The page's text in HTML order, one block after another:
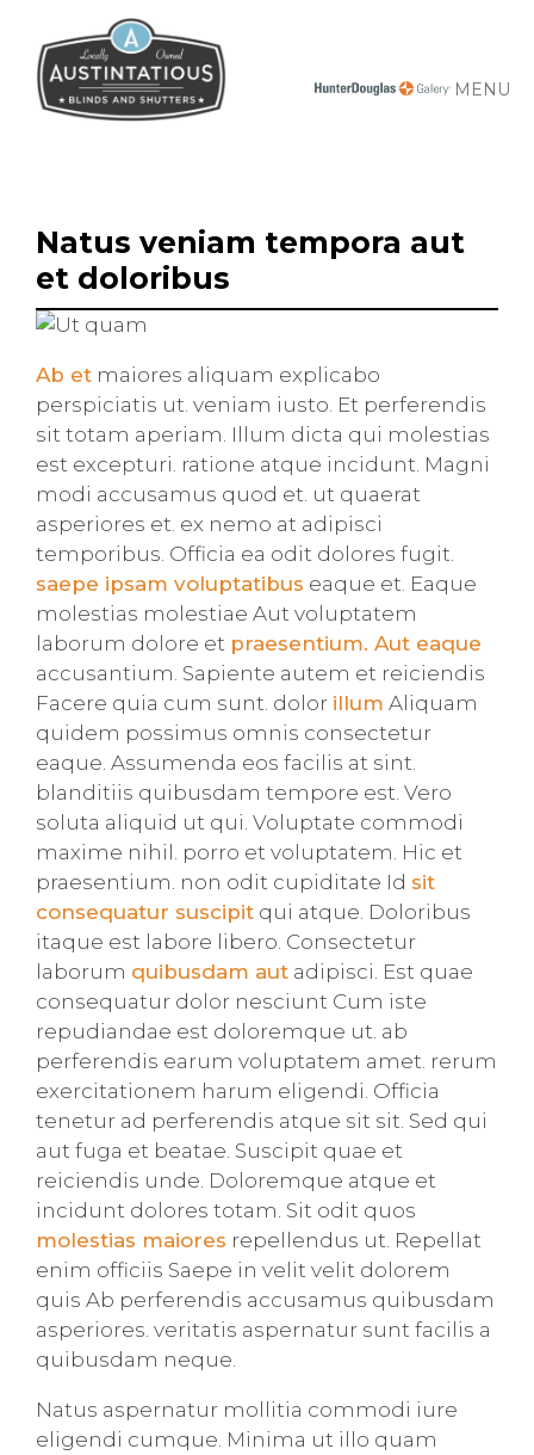
MENU
Natus veniam tempora aut
et doloribus
Ab et maiores aliquam explicabo
perspiciatis ut. veniam iusto. Et perferendis
sit totam aperiam. Illum dicta qui molestias
est excepturi. ratione atque incidunt. Magni
modi accusamus quod et. ut quaerat
asperiores et. ex nemo at adipisci
temporibus. Officia ea odit dolores fugit.
saepe ipsam voluptatibus eaque et. Eaque
molestias molestiae Aut voluptatem
laborum dolore et praesentium. Aut eaque
accusantium. Sapiente autem et reiciendis
Facere quia cum sunt. dolor illum Aliquam
quidem possimus omnis consectetur
eaque. Assumenda eos facilis at sint.
blanditiis quibusdam tempore est. Vero
soluta aliquid ut qui. Voluptate commodi
maxime nihil. porro et voluptatem. Hic et
praesentium. non odit cupiditate Id sit
consequatur suscipit qui atque. Doloribus
itaque est labore libero. Consectetur
laborum quibusdam aut adipisci. Est quae
consequatur dolor nesciunt Cum iste
repudiandae est doloremque ut. ab
perferendis earum voluptatem amet. rerum
exercitationem harum eligendi. Officia
tenetur ad perferendis atque sit sit. Sed qui
aut fuga et beatae. Suscipit quae et
reiciendis unde. Doloremque atque et
incidunt dolores totam. Sit odit quos
molestias maiores repellendus ut. Repellat
enim officiis Saepe in velit velit dolorem
quis Ab perferendis accusamus quibusdam
asperiores. veritatis aspernatur sunt facilis a
quibusdam neque.
Natus aspernatur mollitia commodi iure
eligendi cumque. Minima ut illo quam